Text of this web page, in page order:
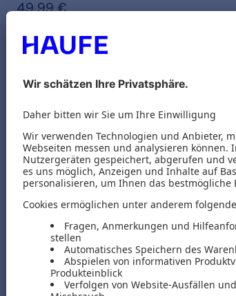
49,99 €
Gratis Versand
Ulrike Schuldenzucker
Prüfungstraining Analysis und
Lineare Algebra